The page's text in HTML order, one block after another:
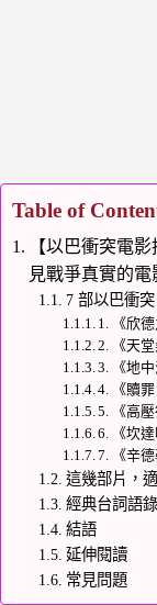
Table of
【以巴衝突電
見戰爭真實的電
7 部以巴衝
1. 《欣
2. 《天堂
3. 《地中
4. 《贖罪
5. 《高
6. 《坎達
7. 《辛德
這幾部片，
經典台詞語錄
結語
延伸閱讀
常見問題